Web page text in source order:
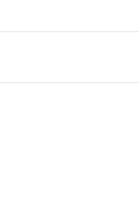
Fahrzeug.
passive als